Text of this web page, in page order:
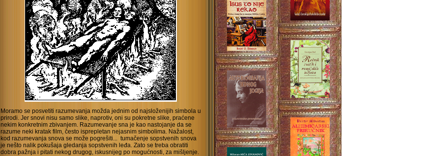
Moramo se posvetiti razumevanja možda jednim od najsloženijih simbola u
prirodi. Jer snovi nisu samo slike, naprotiv, oni su pokretne slike, praćene
nekim konkretnim zbivanjem. Razumevanje sna je kao nastojanje da se
razume neki kratak film, često isprepletan nejasnim simbolima. Nažalost,
kod razumevanja snova se može pogrešiti... tumačenje sopstvenih snova
je nešto nalik pokušaja gledanja sopstvenih leđa. Zato se treba obratiti
dobra pažnja i pitati nekog drugog, iskusnijeg po mogućnosti, za mišljenje.